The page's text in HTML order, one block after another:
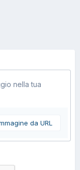
nella tua
da URL